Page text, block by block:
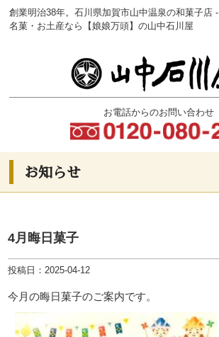
創業明治38年。石川県加賀市山中温泉の和菓子店 -
名菓・お土産なら【娘娘万頭】の山中石川屋
お電話からのお問い合わせ
お知らせ
4月晦日菓子
投稿日：2025-04-12
今月の晦日菓子のご案内です。